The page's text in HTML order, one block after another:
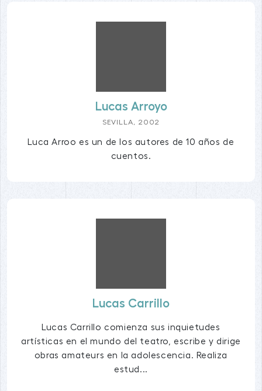
Lucas Arroyo
SEVILLA, 2002
Luca Arroo es un de los autores de 10 años de
cuentos.
Lucas Carrillo
Lucas Carrillo comienza sus inquietudes
artísticas en el mundo del teatro, escribe y dirige
obras amateurs en la adolescencia. Realiza
estud...